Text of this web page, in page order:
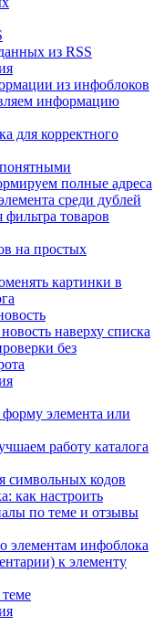
из RSS
из инфоблоков
информацию
для корректного
полные адреса
среди дублей
товаров
на простых
картинки в
наверху списка
без
элемента или
работу каталога
символьных кодов
как настроить
по теме и отзывы
элементам инфоблока
к элементу